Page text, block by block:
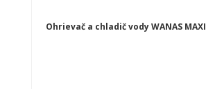
Ohrievač a chladič vody WANAS MAXI